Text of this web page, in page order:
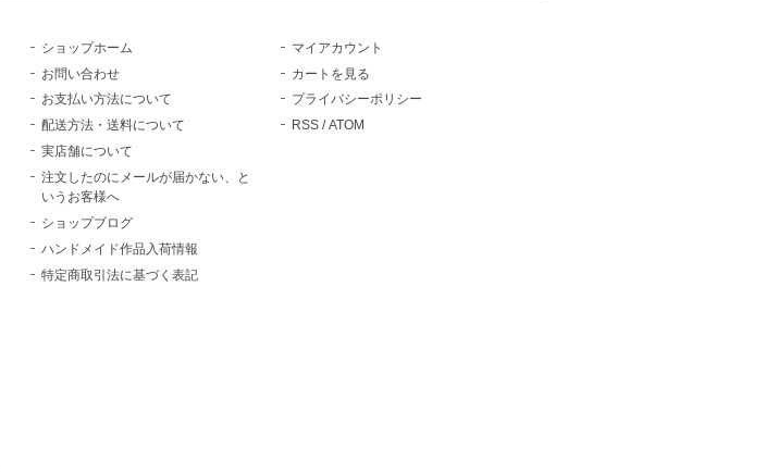
ショップホーム
お問い合わせ
お支払い方法について
配送方法・送料について
実店舗について
注文したのにメールが届かない、と
いうお客様へ
ショップブログ
ハンドメイド作品入荷情報
特定商取引法に基づく表記
マイアカウント
カートを見る
プライバシーポリシー
RSS /ATOM